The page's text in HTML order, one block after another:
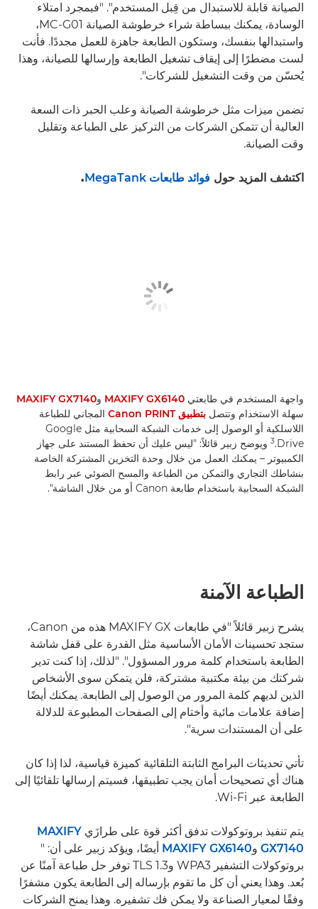
الصيانة قابلة للاستبدال من قِبل المستخدم". "فبمجرد امتلاء
الوسادة، يمكنك ببساطة شراء خرطوشة الصيانة MC-G01،
واستبدالها بنفسك، وستكون الطابعة جاهزة للعمل مجددًا. فأنت
لست مضطرًا إلى إيقاف تشغيل الطابعة وإرسالها للصيانة، وهذا
يُحسّن من وقت التشغيل للشركات".
تضمن ميزات مثل خرطوشة الصيانة وعلب الحبر ذات السعة
العالية أن تتمكن الشركات من التركيز على الطباعة وتقليل
وقت الصيانة.
اكتشف المزيد حول فوائد طابعات MegaTank .
واجهة المستخدم في طابعتي MAXIFY GX6140 وMAXIFY GX7140
سهلة الاستخدام وتتصل بتطبيق Canon PRINT
المجاني للطباعة
اللاسلكية أو الوصول إلى خدمات الشبكة السحابية مثل Google
Drive.
ويوضح زبير قائلاً: "ليس عليك أن تحفظ المستند على جهاز
الكمبيوتر – يمكنك العمل من خلال وحدة التخزين المشتركة الخاصة
بنشاطك التجاري والتمكن من الطباعة والمسح الضوئي عبر رابط
الشبكة السحابية باستخدام طابعة Canon أو من خلال الشاشة".
الطباعة الآمنة
يشرح زبير قائلاً "في طابعات MAXIFY GX هذه من Canon،
ستجد تحسينات الأمان الأساسية مثل القدرة على قفل شاشة
الطابعة باستخدام كلمة مرور المسؤول". "لذلك، إذا كنت تدير
شركتك من بيئة مكتبية مشتركة، فلن يتمكن سوى الأشخاص
الذين لديهم كلمة المرور من الوصول إلى الطابعة. يمكنك أيضًا
إضافة علامات مائية وأختام إلى الصفحات المطبوعة للدلالة
على أن المستندات سرية".
تأتي تحديثات البرامج الثابتة التلقائية كميزة قياسية، لذا إذا كان
هناك أي تصحيحات أمان يجب تطبيقها، فسيتم إرسالها تلقائيًا إلى
الطابعة عبر Wi-Fi.
يتم تنفيذ بروتوكولات تدفق أكثر قوة على طرازَي MAXIFY
GX7140 وMAXIFY GX6140 أيضًا، ويؤكد زبير على أن: "
بروتوكولات التشفير WPA3 وTLS 1.3 توفر حل طباعة آمنًا عن
بُعد. وهذا يعني أن كل ما تقوم بإرساله إلى الطابعة يكون مشفرًا
وفقًا لمعيار الصناعة ولا يمكن فك تشفيره. وهذا يمنح الشركات